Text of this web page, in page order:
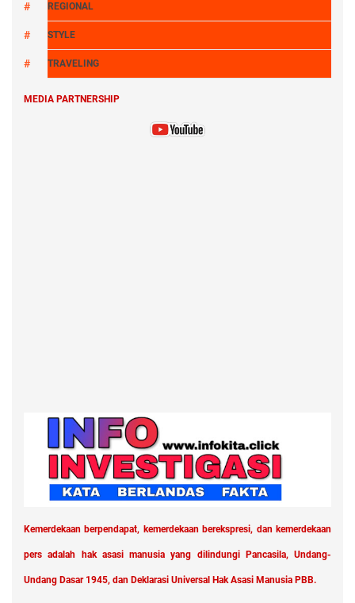
REGIONAL
STYLE
TRAVELING
MEDIA PARTNERSHIP
Kemerdekaan berpendapat, kemerdekaan berekspresi, dan kemerdekaan
pers adalah hak asasi manusia yang dilindungi Pancasila, Undang-
Undang Dasar 1945, dan Deklarasi Universal Hak Asasi Manusia PBB.